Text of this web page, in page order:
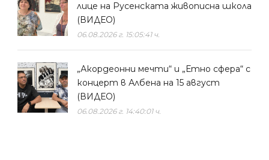
лице на Русенската живописна школа
(ВИДЕО)
06.08.2026 г. 15:05:41 ч.
„Акордеонни мечти“ и „Етно сфера“ с
концерт в Албена на 15 август
(ВИДЕО)
06.08.2026 г. 14:40:01 ч.